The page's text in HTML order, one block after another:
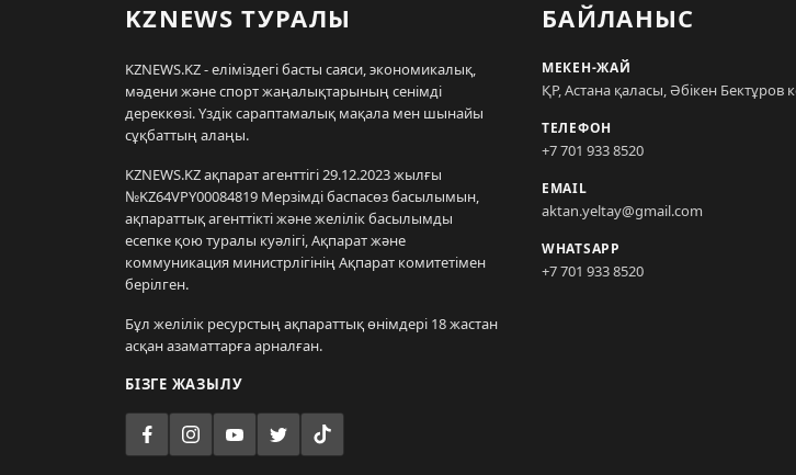
KZNEWS ТУРАЛЫ
KZNEWS.KZ - еліміздегі басты саяси, экономикалық,
мәдени және спорт жаңалықтарының сенімді
дереккөзі. Үздік сараптамалық мақала мен шынайы
сұқбаттың алаңы.
KZNEWS.KZ ақпарат агенттігі 29.12.2023 жылғы
№KZ64VPY00084819 Мерзімді баспасөз басылымын,
ақпараттық агенттікті және желілік басылымды
есепке қою туралы куәлігі, Ақпарат және
коммуникация министрлігінің Ақпарат комитетімен
берілген.
Бұл желілік ресурстың ақпараттық өнімдері 18 жастан
асқан азаматтарға арналған.
БІЗГЕ ЖАЗЫЛУ
БАЙЛАНЫС
МЕКЕН-ЖАЙ
ҚР, Астана қаласы, Әбікен Бектұров
ТЕЛЕФОН
+7 701 933 8520
EMAIL
aktan.yeltay@gmail.com
WHATSAPP
+7 701 933 8520